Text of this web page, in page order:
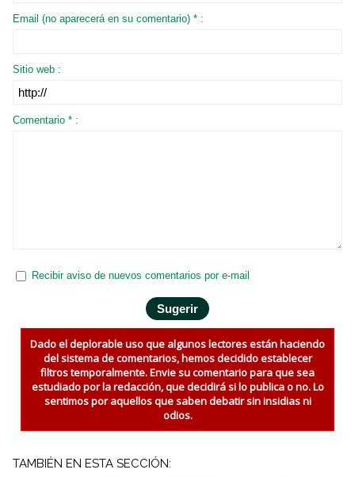
Email (no aparecerá en su comentario) * :
Sitio web :
Comentario * :
Recibir aviso de nuevos comentarios por e-mail
Dado el deplorable uso que algunos lectores están haciendo
del sistema de comentarios, hemos decidido establecer
filtros temporalmente. Envie su comentario para que sea
estudiado por la redacción, que decidirá si lo publica o no. Lo
sentimos por aquellos que saben debatir sin insidias ni
odios.
TAMBIÉN EN ESTA SECCIÓN: